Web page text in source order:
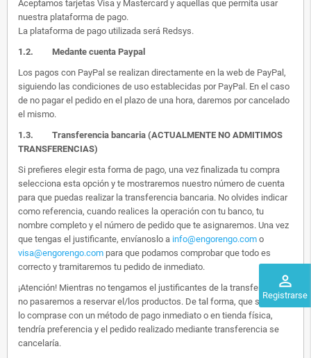
perm_identity
Registrarse
Aceptamos tarjetas Visa y Mastercard y aquellas que permita usar
nuestra plataforma de pago.
La plataforma de pago utilizada será Redsys.
1.2. Medante cuenta Paypal
Los pagos con PayPal se realizan directamente en la web de PayPal,
siguiendo las condiciones de uso establecidas por PayPal. En el caso
de no pagar el pedido en el plazo de una hora, daremos por cancelado
el mismo.
1.3. Transferencia bancaria (ACTUALMENTE NO ADMITIMOS
TRANSFERENCIAS)
Si prefieres elegir esta forma de pago, una vez finalizada tu compra
selecciona esta opción y te mostraremos nuestro número de cuenta
para que puedas realizar la transferencia bancaria. No olvides indicar
como referencia, cuando realices la operación con tu banco, tu
nombre completo y el número de pedido que te asignaremos. Una vez
que tengas el justificante, envíanoslo a info@engorengo.com o
visa@engorengo.com para que podamos comprobar que todo es
correcto y tramitaremos tu pedido de inmediato.
¡Atención! Mientras no tengamos el justificantes de la transferencia,
no pasaremos a reservar el/los productos. De tal forma, que si alguien
lo comprase con un método de pago inmediato o en tienda física,
tendría preferencia y el pedido realizado mediante transferencia se
cancelaría.